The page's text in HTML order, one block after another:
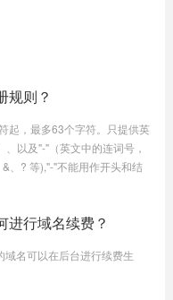
规则？
起，最多63个字符。只提供英
以及"-"（英文中的连词号，
、? 等),"-"不能用作开头和结
进行域名续费？
域名可以在后台进行续费生